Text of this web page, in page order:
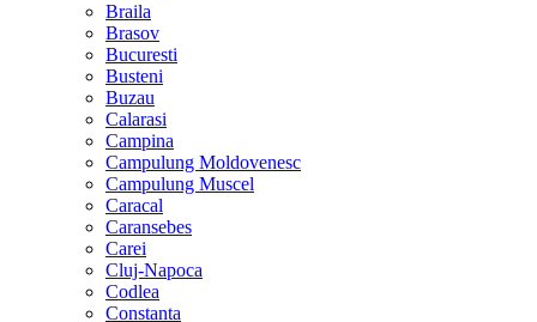
Braila
Brasov
Bucuresti
Busteni
Buzau
Calarasi
Campina
Campulung Moldovenesc
Campulung Muscel
Caracal
Caransebes
Carei
Cluj-Napoca
Codlea
Constanta